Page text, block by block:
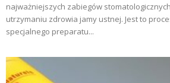
najważniejszych zabiegów
utrzymaniu zdrowia jamy ustnej. Jest to
specjalnego preparatu...